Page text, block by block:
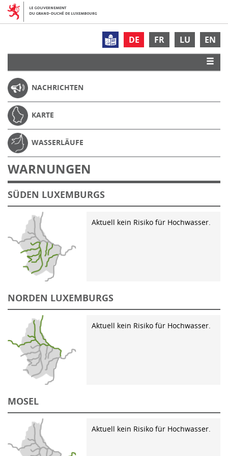
DE FR LU EN
NACHRICHTEN
KARTE
WASSERLÄUFE
WARNUNGEN
SÜDEN LUXEMBURGS
Aktuell kein Risiko für Hochwasser.
NORDEN LUXEMBURGS
Aktuell kein Risiko für Hochwasser.
MOSEL
Aktuell kein Risiko für Hochwasser.